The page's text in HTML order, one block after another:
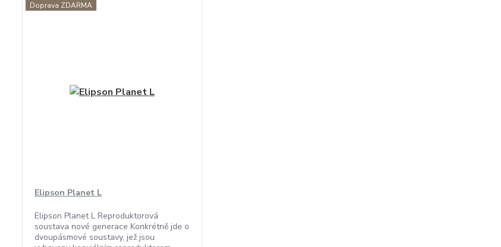
Doprava ZDARMA
Elipson Planet L
Elipson Planet L Reproduktorová
soustava nové generace Konkrétně jde o
dvoupásmové soustavy, jež jsou